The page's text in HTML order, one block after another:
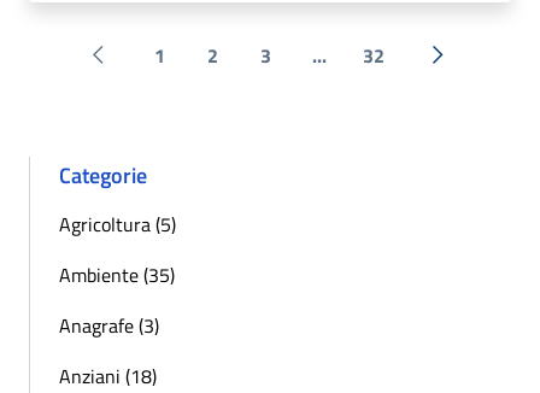
Pagina precedente
1 2 3 ... 32 Successiva
Categorie
Agricoltura (5)
Ambiente (35)
Anagrafe (3)
Anziani (18)